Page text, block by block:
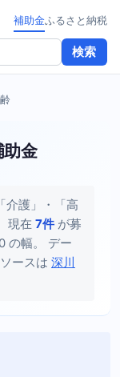
検索
補助金ふるさと納税
助金
介護」・「高
現在 7件 が募
の幅。 デー
ースは 深川